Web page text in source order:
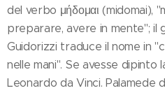
del verbo μήδομαι (midomai),
preparare, avere in mente"; il
Guidorizzi traduce il nome in
nelle mani". Se avesse dipinto
Leonardo da Vinci. Palamede